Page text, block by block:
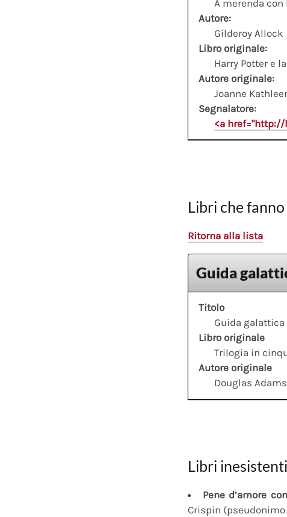
A merenda con
Autore:
Gilderoy Allock
Libro originale:
Harry Potter e
Autore originale:
Joanne
Segnalatore:
<a
Libri che
Ritorna alla lista
Guida
Titolo
Guida
Libro originale
Trilogia in
Autore originale
Douglas Adams
Libri
Pene d’amore
Crispin